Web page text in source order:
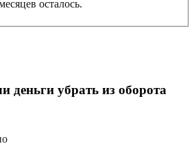
осталось.
деньги убрать из оборота